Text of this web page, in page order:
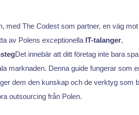
med The Codest som partner, en väg
av Polens exceptionella IT-talanger,
Det innebär att ditt företag inte bara
marknaden. Denna guide fungerar som
dem den kunskap och de verktyg som
outsourcing från Polen.